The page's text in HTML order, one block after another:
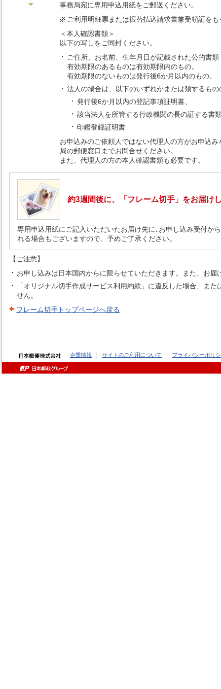
事務局宛に専用申込用紙をご郵送ください。
ご利用明細票または振替払込請求書兼受領証を
＜本人確認書類＞
以下の写しをご同封ください。
ご住所、お名前、生年月日が記載された公的書
有効期限のあるものは有効期限内のもの。
有効期限のないものは発行後6か月以内のもの。
法人の場合は、以下のいずれかまたは類するも
発行後6か月以内の登記事項証明書、
該当法人を所管する行政機関の長の証する書
印鑑登録証明書
お申込みのご依頼人ではない代理人の方がお申込
局の郵便窓口までお問合せください。
また、代理人の方の本人確認書類も必要です。
約3週間後に、「フレーム切手」をお届け
専用申込用紙にご記入いただいたお届け先に､お申し込み受付か
れる場合もございますので、予めご了承ください。
【ご注意】
お申し込みは日本国内からに限らせていただきます。また、お届
「オリジナル切手作成サービス利用約款」に違反した場合、ま
せん。
フレーム切手トップページへ戻る
企業情報 サイトのご利用について プライバシーポリ